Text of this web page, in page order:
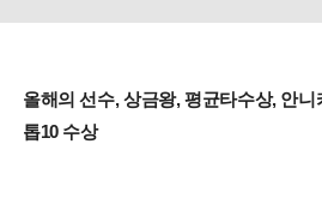
올해의 선수, 상금왕, 평균타수상, 안
톱10 수상